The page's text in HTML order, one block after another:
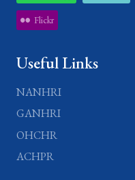
Flickr
Useful Links
NANHRI
GANHRI
OHCHR
ACHPR